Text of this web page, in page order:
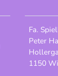
Fa.
Peter
1150